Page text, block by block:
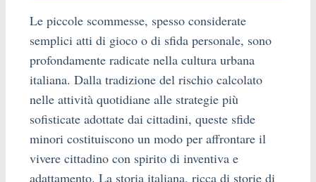
Le piccole scommesse, spesso considerate
semplici atti di gioco o di sfida personale, sono
profondamente radicate nella cultura urbana
italiana. Dalla tradizione del rischio calcolato
nelle attività quotidiane alle strategie più
sofisticate adottate dai cittadini, queste sfide
minori costituiscono un modo per affrontare il
vivere cittadino con spirito di inventiva e
adattamento. La storia italiana, ricca di storie di